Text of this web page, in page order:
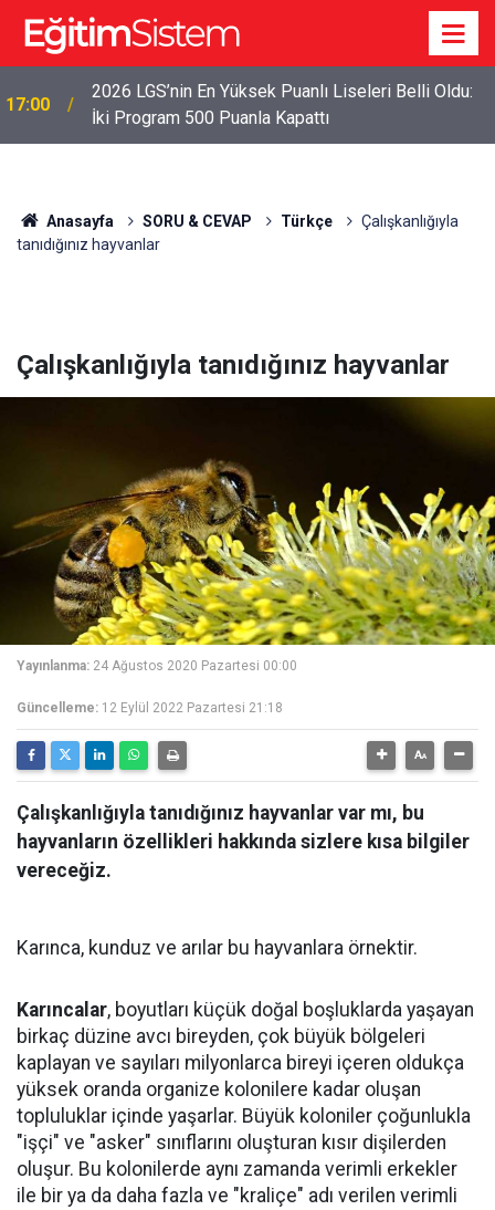
17:00
2026 LGS’nin En Yüksek Puanlı Liseleri Belli Oldu:
İki Program 500 Puanla Kapattı
Anasayfa SORU & CEVAP Türkçe
Çalışkanlığıyla
tanıdığınız hayvanlar
Çalışkanlığıyla tanıdığınız hayvanlar
Yayınlanma: 24 Ağustos 2020 Pazartesi 00:00
Güncelleme: 12 Eylül 2022 Pazartesi 21:18
Çalışkanlığıyla tanıdığınız hayvanlar var mı, bu
hayvanların özellikleri hakkında sizlere kısa bilgiler
vereceğiz.
Karınca, kunduz ve arılar bu hayvanlara örnektir.
Karıncalar, boyutları küçük doğal boşluklarda yaşayan
birkaç düzine avcı bireyden, çok büyük bölgeleri
kaplayan ve sayıları milyonlarca bireyi içeren oldukça
yüksek oranda organize kolonilere kadar oluşan
topluluklar içinde yaşarlar. Büyük koloniler çoğunlukla
"işçi" ve "asker" sınıflarını oluşturan kısır dişilerden
oluşur. Bu kolonilerde aynı zamanda verimli erkekler
ile bir ya da daha fazla ve "kraliçe" adı verilen verimli